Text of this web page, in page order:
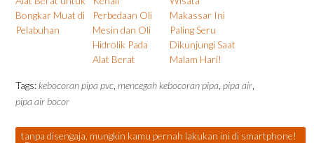
Bongkar Muat di
Pelabuhan
Perbedaan Oli
Mesin dan Oli
Hidrolik Pada
Alat Berat
Makassar Ini
Paling Seru
Dikunjungi Saat
Malam Hari!
Tags:kebocoran pipa pvc, mencegah kebocoran pipa, pipa air,
pipa air bocor
tanpa disengaja, mungkin kamu pernah lakukan ini di smartphone!